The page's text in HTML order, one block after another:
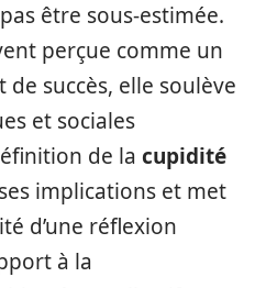
être sous-estimée.
perçue comme un
succès, elle soulève
et sociales
de la cupidité
implications et met
d’une réflexion
à la